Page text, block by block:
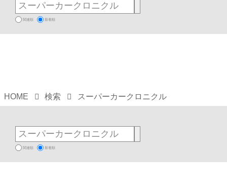
関連順 新着順
HOME 検索 スーパーカークロニクル
関連順 新着順